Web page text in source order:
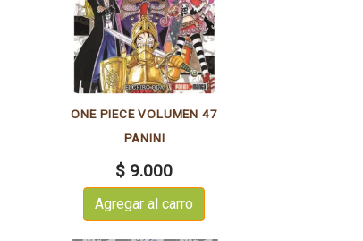
ONE PIECE VOLUMEN 47
PANINI
$ 9.000
Agregar al carro